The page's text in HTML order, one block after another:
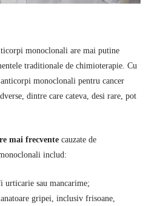
monoclonali are mai putine
traditionale de chimioterapie. Cu
monoclonali pentru cancer
dintre care cateva, desi rare, pot
mai frecventecauzate de
includ:
sau mancarime;
gripei, inclusiv frisoane,